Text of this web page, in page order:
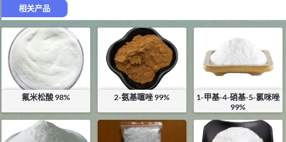
相关产品
氟米松酸 98%
¥30000
库存：0.213KG
2-氨基噻唑 99%
¥138
1-甲基-4-硝基-5-氯咪唑
99%
¥1400
库存：0.95KG
浏览量 - 1.55w
2021-05-25 食品添加剂原料
硬脂富马酸钠 99%
浏览量 - 1.54w
2021-06-19 化工原料
34.8 10 DL-蛋氨酸 99%
浏览量 - 1.48w